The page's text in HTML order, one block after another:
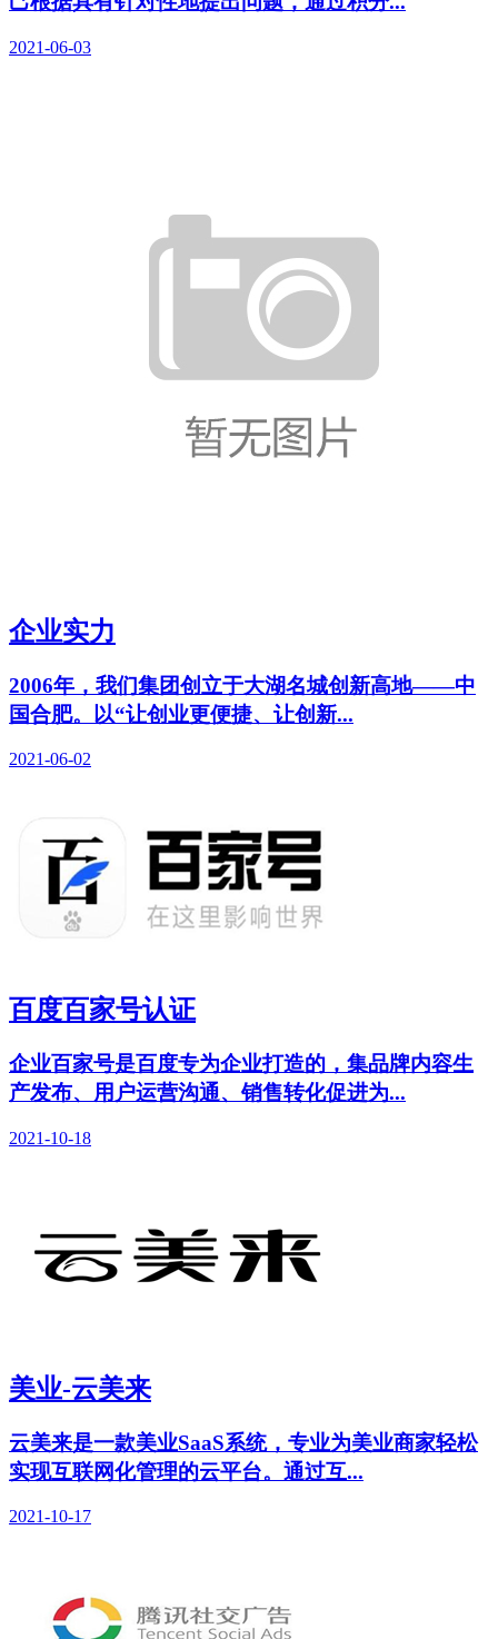
2021-06-03
企业实力
2006年，我们集团创立于大湖名城创新高地——中
国合肥。以“让创业更便捷、让创新...
2021-06-02
百度百家号认证
企业百家号是百度专为企业打造的，集品牌内容生
产发布、用户运营沟通、销售转化促进为...
2021-10-18
美业-云美来
云美来是一款美业SaaS系统，专业为美业商家轻松
实现互联网化管理的云平台。通过互...
2021-10-17